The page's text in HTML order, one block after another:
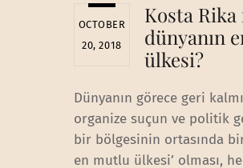
OCTOBER
20, 2018
Kosta Rika
dünyanın
ülkesi?
Dünyanın görece geri
organize suçun ve politik
bir bölgesinin ortasında
en mutlu ülkesi’ olması,